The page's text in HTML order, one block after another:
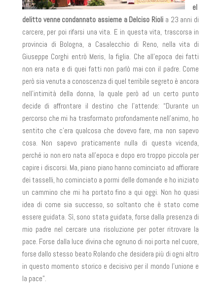
el
delitto venne condannato assieme a Delciso Rioli a 23 anni di
carcere, per poi rifarsi una vita. E in questa vita, trascorsa in
provincia di Bologna, a Casalecchio di Reno, nella vita di
Giuseppe Corghi entrò Meris, la figlia. Che all’epoca dei fatti
non era nata e di quei fatti non parlò mai con il padre. Come
però sia venuta a conoscenza di quel terribile segreto è ancora
nell’intimità della donna, la quale però ad un certo punto
decide di affrontare il destino che l’attende: “Durante un
percorso che mi ha trasformato profondamente nell’animo, ho
sentito che c’era qualcosa che dovevo fare, ma non sapevo
cosa. Non sapevo praticamente nulla di questa vicenda,
perché io non ero nata all’epoca e dopo ero troppo piccola per
capire i discorsi. Ma, piano piano hanno cominciato ad affiorare
dei tasselli, ho cominciato a pormi delle domande e ho iniziato
un cammino che mi ha portato fino a qui oggi. Non ho quasi
idea di come sia successo, so soltanto che è stato come
essere guidata. Sì, sono stata guidata, forse dalla presenza di
mio padre nel cercare una risoluzione per poter ritrovare la
pace. Forse dalla luce divina che ognuno di noi porta nel cuore,
forse dallo stesso beato Rolando che desidera più di ogni altro
in questo momento storico e decisivo per il mondo l’unione e
la pace”.